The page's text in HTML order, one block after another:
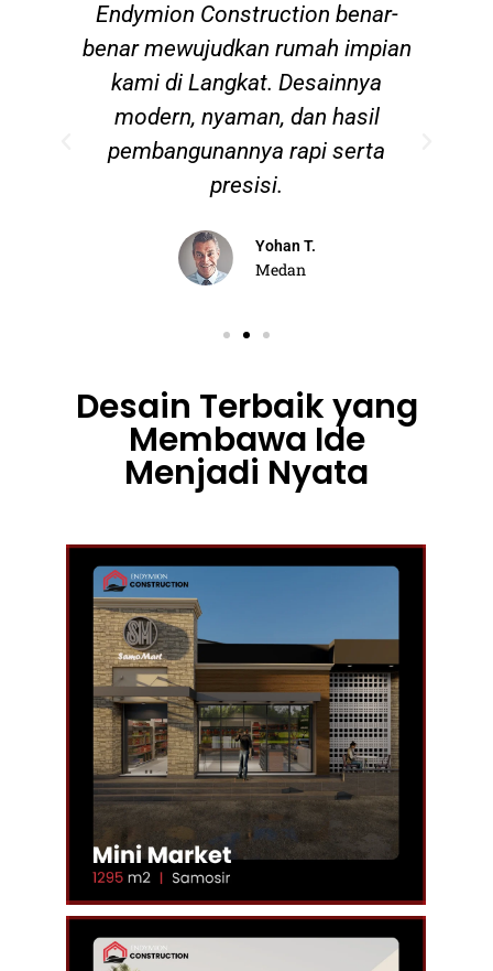
Endymion Construction benar-
benar mewujudkan rumah impian
kami di Langkat. Desainnya
modern, nyaman, dan hasil
pembangunannya rapi serta
presisi.
Yohan T.
Medan
Desain Terbaik yang
Membawa Ide
Menjadi Nyata